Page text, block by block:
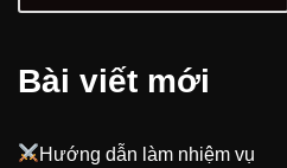
Bài viết mới
Hướng dẫn làm nhiệm vụ